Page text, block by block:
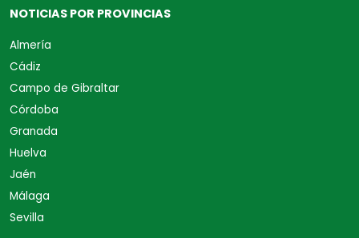
NOTICIAS POR PROVINCIAS
Almería
Cádiz
Campo de Gibraltar
Córdoba
Granada
Huelva
Jaén
Málaga
Sevilla